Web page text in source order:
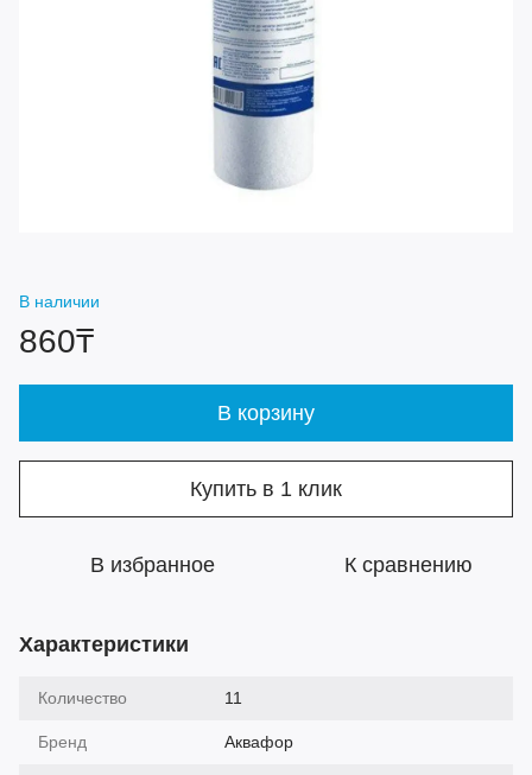
В наличии
860₸
В корзину
Купить в 1 клик
В избранное К сравнению
Характеристики
Количество 11
Бренд Аквафор